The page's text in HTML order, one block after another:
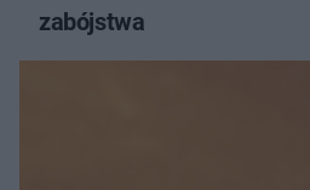
zabójstwa